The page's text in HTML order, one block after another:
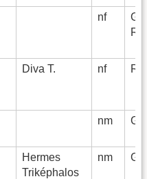
nf
Diva T. nf
nm
Hermes
Triképhalos
nm